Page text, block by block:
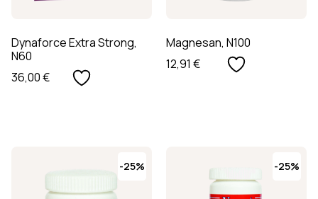
Dynaforce Extra Strong,
N60
36,00€
Magnesan, N100
12,91 €
-25% -25%